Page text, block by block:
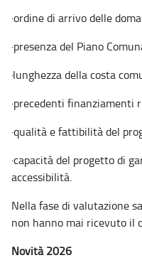
·ordine di arrivo delle
·presenza del Piano
·lunghezza della costa
·precedenti finanziamenti
·qualità e fattibilità del
·capacità del progetto di
accessibilità.
Nella fase di valutazione
non hanno mai ricevuto il
Novità 2026